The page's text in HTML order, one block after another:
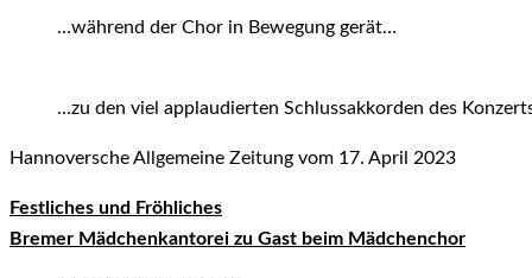
…während der Chor in Bewegung gerät…
…zu den viel applaudierten Schlussakkorden des
Hannoversche Allgemeine Zeitung vom 17. April 2023
Festliches und Fröhliches
Bremer Mädchenkantorei zu Gast beim Mädchenchor